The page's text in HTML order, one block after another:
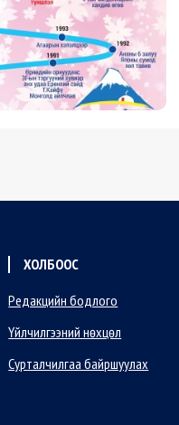
ХОЛБООС
Редакцийн бодлого
Үйлчилгээний нөхцөл
Сурталчилгаа байршуулах